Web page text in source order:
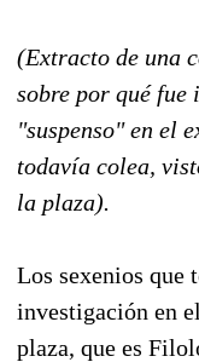
(Extracto de una
sobre por qué fue
"suspenso" en el
todavía colea,
la plaza).
Los sexenios que
investigación en
plaza, que es